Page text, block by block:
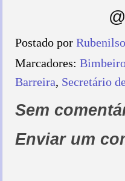
Postado por
Marcadores:
Barreira, Secretário
Sem
Enviar um